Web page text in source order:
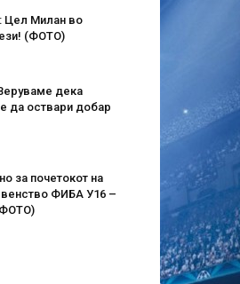
Цел Милан во
(ФОТО)
дека
да оствари добар
за почетокот на
ФИБА У16 –